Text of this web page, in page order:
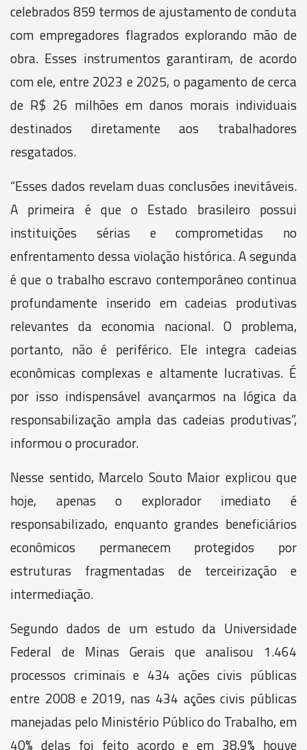
celebrados 859 termos de ajustamento de conduta
com empregadores flagrados explorando mão de
obra. Esses instrumentos garantiram, de acordo
com ele, entre 2023 e 2025, o pagamento de cerca
de R$ 26 milhões em danos morais individuais
destinados diretamente aos trabalhadores
resgatados.
“Esses dados revelam duas conclusões inevitáveis.
A primeira é que o Estado brasileiro possui
instituições sérias e comprometidas no
enfrentamento dessa violação histórica. A segunda
é que o trabalho escravo contemporâneo continua
profundamente inserido em cadeias produtivas
relevantes da economia nacional. O problema,
portanto, não é periférico. Ele integra cadeias
econômicas complexas e altamente lucrativas. É
por isso indispensável avançarmos na lógica da
responsabilização ampla das cadeias produtivas”,
informou o procurador.
Nesse sentido, Marcelo Souto Maior explicou que
hoje, apenas o explorador imediato é
responsabilizado, enquanto grandes beneficiários
econômicos permanecem protegidos por
estruturas fragmentadas de terceirização e
intermediação.
Segundo dados de um estudo da Universidade
Federal de Minas Gerais que analisou 1.464
processos criminais e 434 ações civis públicas
entre 2008 e 2019, nas 434 ações civis públicas
manejadas pelo Ministério Público do Trabalho, em
40% delas foi feito acordo e em 38,9% houve